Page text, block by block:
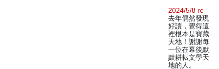
2024/5/8 rc
去年偶然發現
好讀，覺得這
裡根本是寶藏
天地！謝謝每
一位在幕後默
默耕耘文學天
地的人。